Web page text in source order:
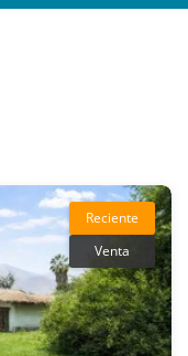
Reciente
Venta